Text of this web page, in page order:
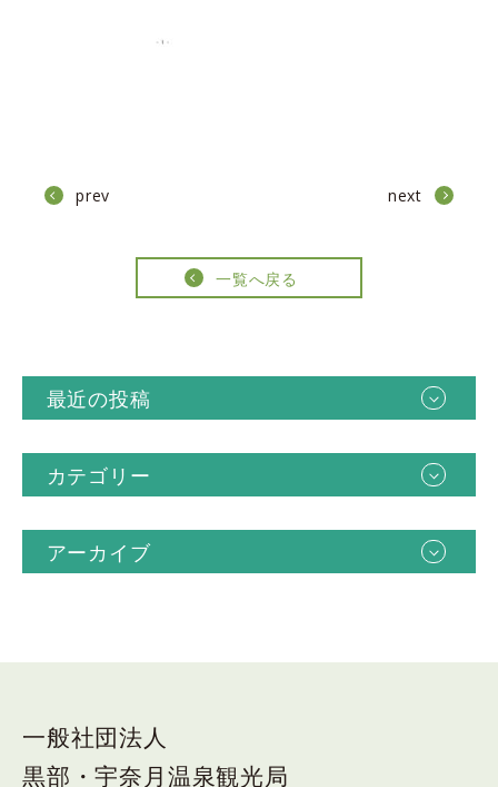
prev next
一覧へ戻る
最近の投稿
カテゴリー
アーカイブ
一般社団法人
黒部・宇奈月温泉観光局